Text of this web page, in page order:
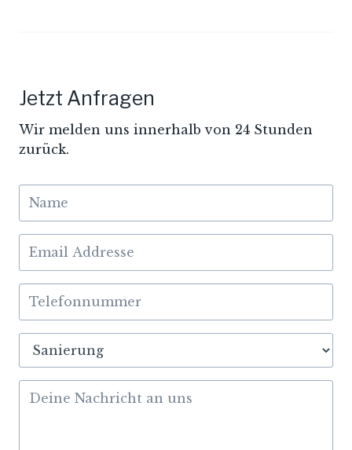
Jetzt Anfragen
Wir melden uns innerhalb von 24 Stunden
zurück.